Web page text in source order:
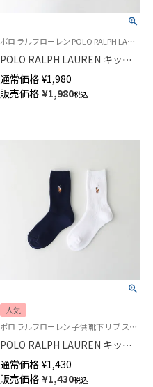
ポロ ラルフローレン POLO RALPH LAUREN キッズ 子供 靴下 旧04813673
POLO RALPH LAUREN キッズ
ハイソックス 折り返しピコット
ミシン フリル 04813773
通常価格 ¥1,980
販売価格 ¥1,980税込
人気
ポロ ラルフローレン 子供 靴下 リブ スクールソックス 学校
POLO RALPH LAUREN キッズ
マルチカラーワンポイント リブ
通常価格 ¥1,430
販売価格 ¥1,430税込